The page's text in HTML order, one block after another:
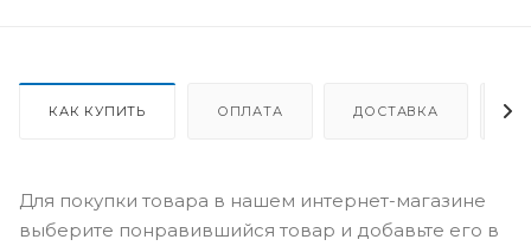
КАК КУПИТЬ ОПЛАТА ДОСТАВКА
Для покупки товара в нашем интернет-магазине
выберите понравившийся товар и добавьте его в